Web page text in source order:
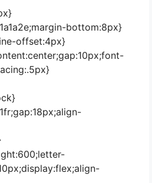
bottom:8px}
offset:4px}